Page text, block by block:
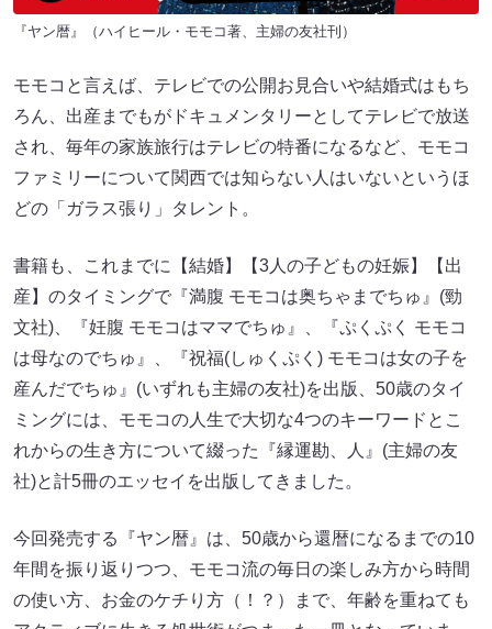
『ヤン暦』（ハイヒール・モモコ著、主婦の友社刊）
モモコと言えば、テレビでの公開お見合いや結婚式はもち
ろん、出産までもがドキュメンタリーとしてテレビで放送
され、毎年の家族旅行はテレビの特番になるなど、モモコ
ファミリーについて関西では知らない人はいないというほ
どの「ガラス張り」タレント。
書籍も、これまでに【結婚】【3人の子どもの妊娠】【出
産】のタイミングで『満腹 モモコは奥ちゃまでちゅ』(勁
文社)、『妊腹 モモコはママでちゅ』、『ぷくぷく モモコ
は母なのでちゅ』、『祝福(しゅくぷく) モモコは女の子を
産んだでちゅ』(いずれも主婦の友社)を出版、50歳のタイ
ミングには、モモコの人生で大切な4つのキーワードとこ
れからの生き方について綴った『縁運勘、人』(主婦の友
社)と計5冊のエッセイを出版してきました。
今回発売する『ヤン暦』は、50歳から還暦になるまでの10
年間を振り返りつつ、モモコ流の毎日の楽しみ方から時間
の使い方、お金のケチり方（！？）まで、年齢を重ねても